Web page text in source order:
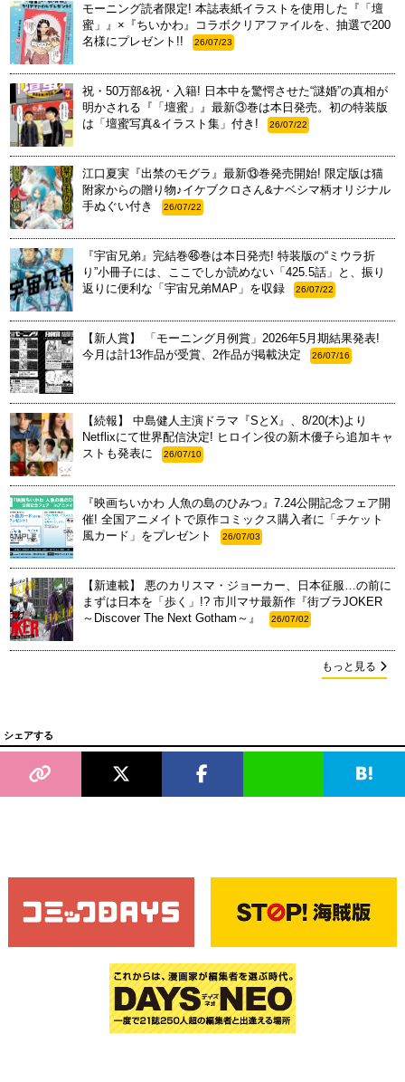
モーニング読者限定! 本誌表紙イラストを使用した『「壇
蜜」』×『ちいかわ』コラボクリアファイルを、抽選で200
名様にプレゼント!!
26/07/23
祝・50万部&祝・入籍! 日本中を驚愕させた“謎婚”の真相が
明かされる『「壇蜜」』最新③巻は本日発売。初の特装版
は「壇蜜写真&イラスト集」付き!
26/07/22
江口夏実『出禁のモグラ』最新⑬巻発売開始! 限定版は猫
附家からの贈り物♪イケブクロさん&ナベシマ柄オリジナル
手ぬぐい付き
26/07/22
『宇宙兄弟』完結巻㊻巻は本日発売! 特装版の“ミウラ折
り”小冊子には、ここでしか読めない「425.5話」と、振り
返りに便利な「宇宙兄弟MAP」を収録
26/07/22
【新人賞】 「モーニング月例賞」2026年5月期結果発表!
今月は計13作品が受賞、2作品が掲載決定
26/07/16
【続報】 中島健人主演ドラマ『SとX』、8/20(木)より
Netflixにて世界配信決定! ヒロイン役の新木優子ら追加キャ
ストも発表に
26/07/10
『映画ちいかわ 人魚の島のひみつ』7.24公開記念フェア開
催! 全国アニメイトで原作コミックス購入者に「チケット
風カード」をプレゼント
26/07/03
【新連載】 悪のカリスマ・ジョーカー、日本征服…の前に
まずは日本を「歩く」!? 市川マサ最新作『街ブラJOKER
～Discover The Next Gotham～』
26/07/02
もっと見る
シェアする